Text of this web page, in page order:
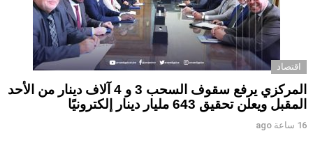
اقتصاد
المركزي يرفع سقوف السحب 3 و 4 آلاف دينار من الأحد
المقبل ويعلن تحقيق 643 مليار دينار إلكترونيًا
16 ساعة ago